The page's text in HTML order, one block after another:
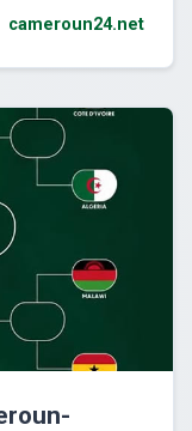
cameroun24.net